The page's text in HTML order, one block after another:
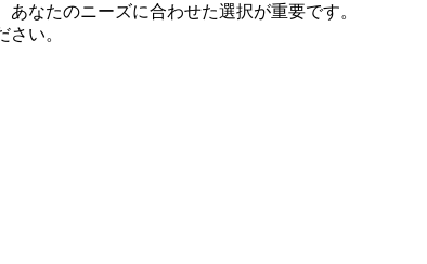
なたのニーズに合わせた選択が重要です。
い。